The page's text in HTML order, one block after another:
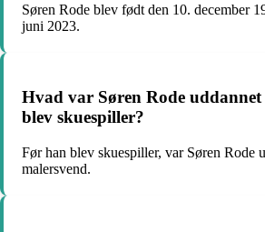
Søren Rode blev født den 10. december
juni 2023.
Hvad var Søren Rode
blev skuespiller?
Før han blev skuespiller, var Søren Rode
malersvend.